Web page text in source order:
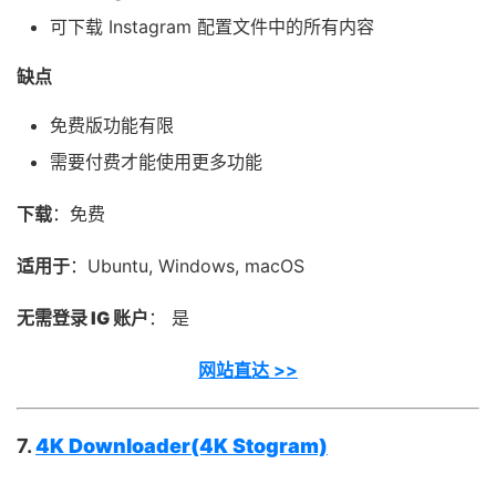
可下载 Instagram 配置文件中的所有内容
缺点
免费版功能有限
需要付费才能使用更多功能
下载：免费
适用于：Ubuntu, Windows, macOS
无需登录 IG 账户 ： 是
网站直达 >>
7.4K Downloader(4K Stogram)